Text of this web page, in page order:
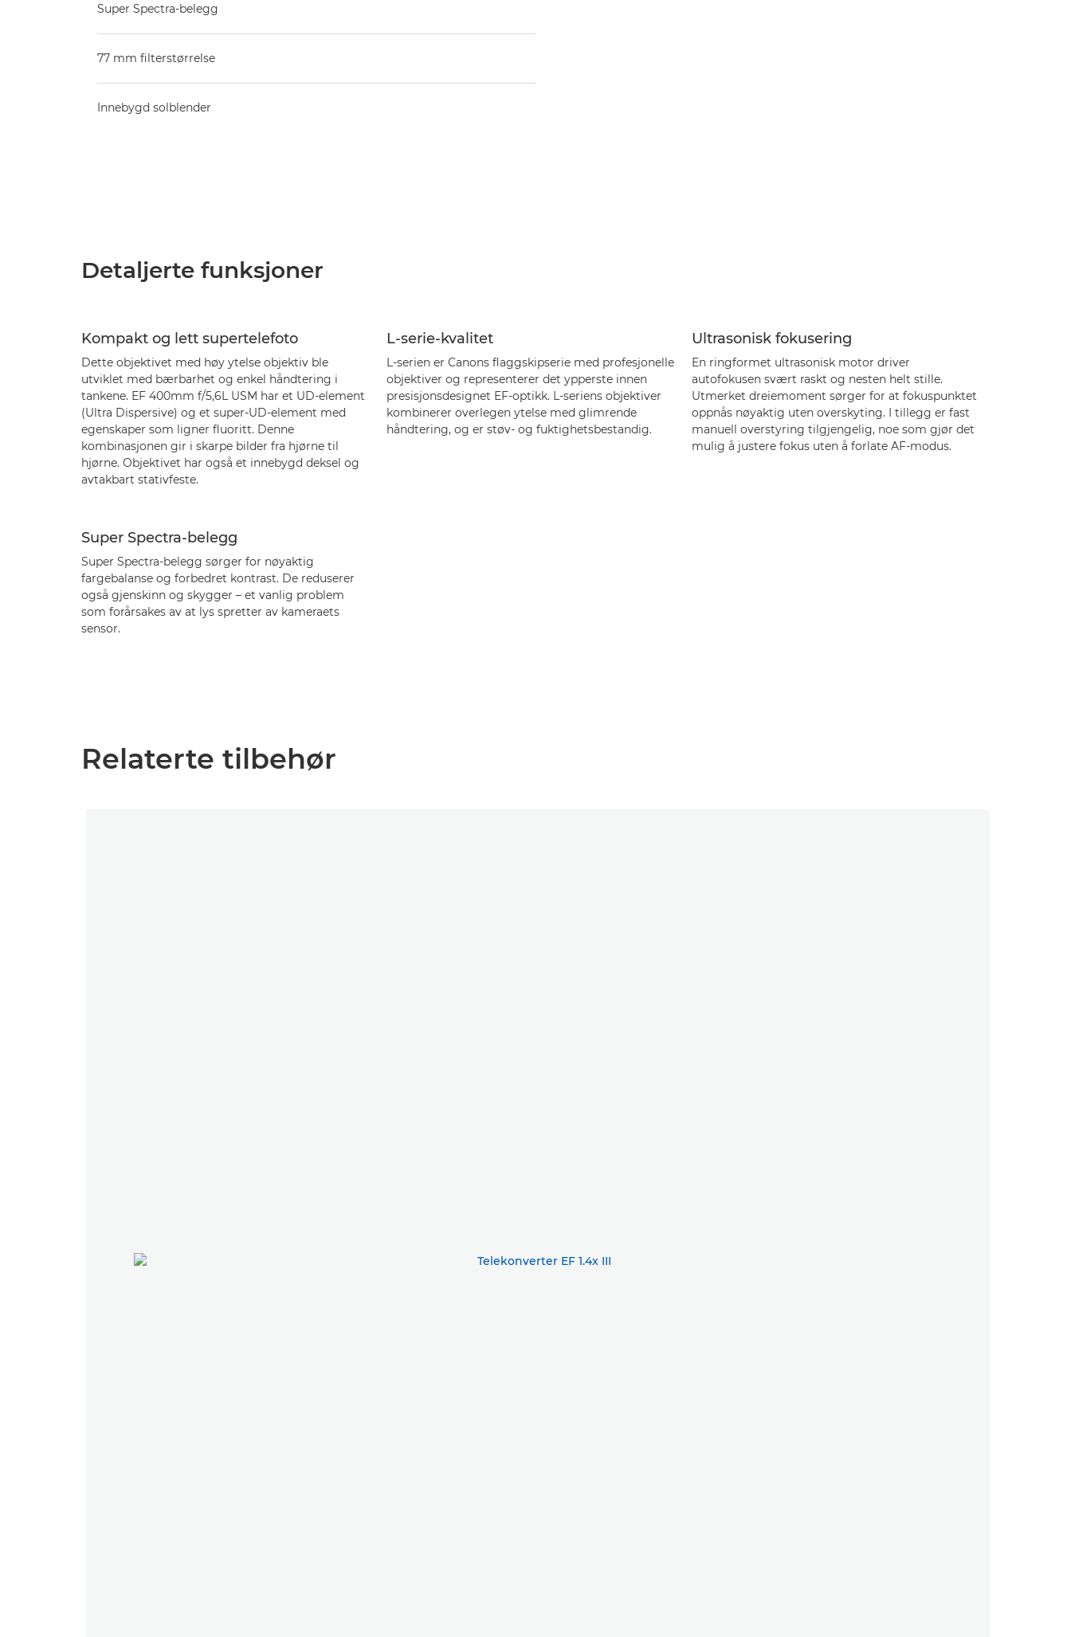
Super Spectra-belegg
77 mm filterstørrelse
Innebygd solblender
Detaljerte funksjoner
Kompakt og lett supertelefoto
Dette objektivet med høy ytelse objektiv ble
utviklet med bærbarhet og enkel håndtering i
tankene. EF 400mm f/5,6L USM har et UD-element
(Ultra Dispersive) og et super-UD-element med
egenskaper som ligner fluoritt. Denne
kombinasjonen gir i skarpe bilder fra hjørne til
hjørne. Objektivet har også et innebygd deksel og
avtakbart stativfeste.
L-serie-kvalitet
L-serien er Canons flaggskipserie med profesjonelle
objektiver og representerer det ypperste innen
presisjonsdesignet EF-optikk. L-seriens objektiver
kombinerer overlegen ytelse med glimrende
håndtering, og er støv- og fuktighetsbestandig.
Ultrasonisk fokusering
En ringformet ultrasonisk motor driver
autofokusen svært raskt og nesten helt stille.
Utmerket dreiemoment sørger for at fokuspunktet
oppnås nøyaktig uten overskyting. I tillegg er fast
manuell overstyring tilgjengelig, noe som gjør det
mulig å justere fokus uten å forlate AF-modus.
Super Spectra-belegg
Super Spectra-belegg sørger for nøyaktig
fargebalanse og forbedret kontrast. De reduserer
også gjenskinn og skygger – et vanlig problem
som forårsakes av at lys spretter av kameraets
sensor.
Relaterte tilbehør